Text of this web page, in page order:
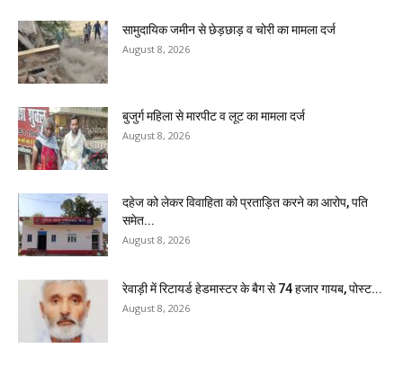
सामुदायिक जमीन से छेड़छाड़ व चोरी का मामला दर्ज
August 8, 2026
बुजुर्ग महिला से मारपीट व लूट का मामला दर्ज
August 8, 2026
दहेज को लेकर विवाहिता को प्रताड़ित करने का आरोप, पति
समेत...
August 8, 2026
रेवाड़ी में रिटायर्ड हेडमास्टर के बैग से ₹74 हजार गायब, पोस्ट...
August 8, 2026